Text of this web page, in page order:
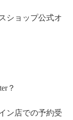
ショップ公式オ
？
ン店での予約受